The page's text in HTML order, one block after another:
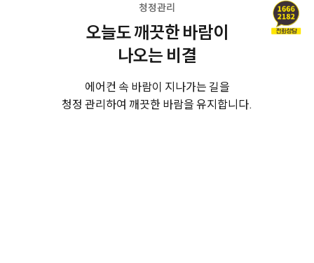
청정관리
오늘도 깨끗한 바람이
나오는 비결
에어컨 속 바람이 지나가는 길을
청정 관리하여 깨끗한 바람을 유지합니다.